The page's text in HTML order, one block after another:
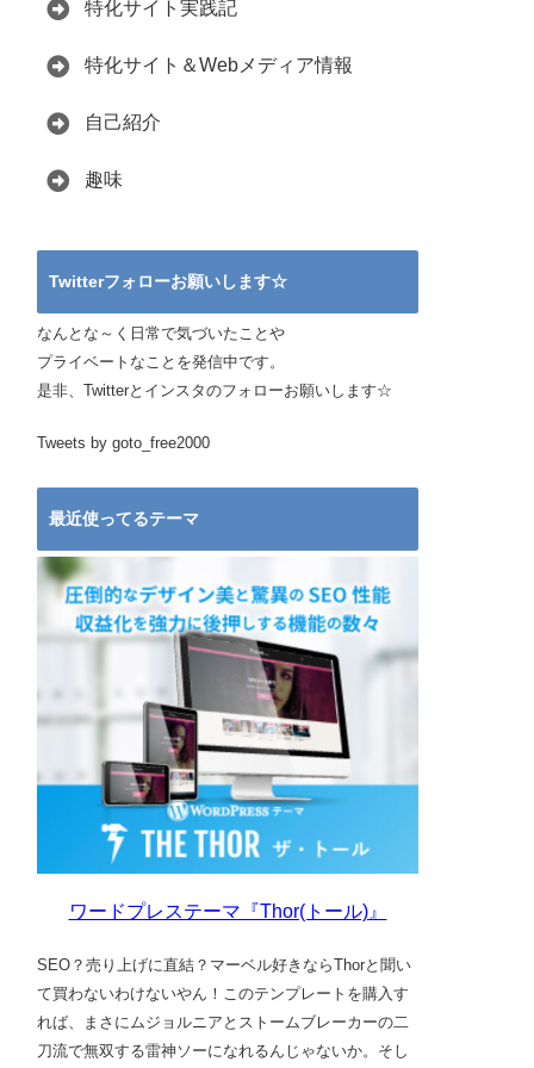
特化サイト実践記
特化サイト＆Webメディア情報
自己紹介
趣味
Twitterフォローお願いします☆
なんとな～く日常で気づいたことや
プライベートなことを発信中です。
是非、Twitterとインスタのフォローお願いします☆
Tweets by goto_free2000
最近使ってるテーマ
ワードプレステーマ『Thor(トール)』
SEO？売り上げに直結？マーベル好きならThorと聞い
て買わないわけないやん！このテンプレートを購入す
れば、まさにムジョルニアとストームブレーカーの二
刀流で無双する雷神ソーになれるんじゃないか。そし